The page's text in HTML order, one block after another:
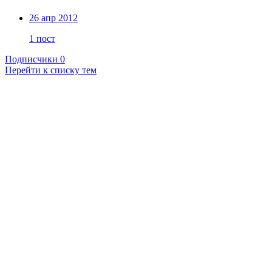
26 апр 2012
1 пост
Подписчики 0
Перейти к списку тем